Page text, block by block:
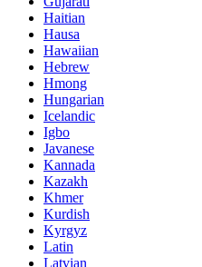
Haitian
Hausa
Hawaiian
Hebrew
Hmong
Hungarian
Icelandic
Igbo
Javanese
Kannada
Kazakh
Khmer
Kurdish
Kyrgyz
Latin
Latvian